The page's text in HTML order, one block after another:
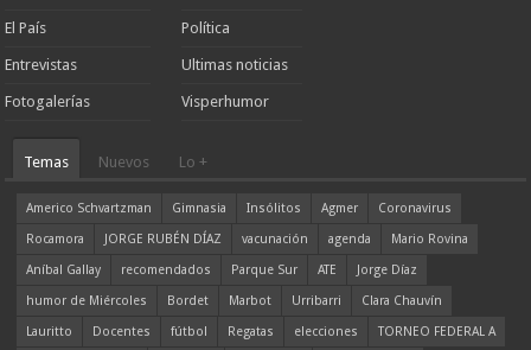
El País
Entrevistas
Fotogalerías
Política
Ultimas noticias
Visperhumor
Temas Nuevos Lo +
Americo Schvartzman Gimnasia Insólitos Agmer
Coronavirus
Rocamora
JORGE RUBÉN DÍAZ vacunación agenda
Mario Rovina
Aníbal Gallay
recomendados Parque Sur ATE
Jorge Díaz
humor de Miércoles
Bordet Marbot Urribarri
Clara Chauvín
Lauritto
Docentes fútbol Regatas elecciones TORNEO FEDERAL A